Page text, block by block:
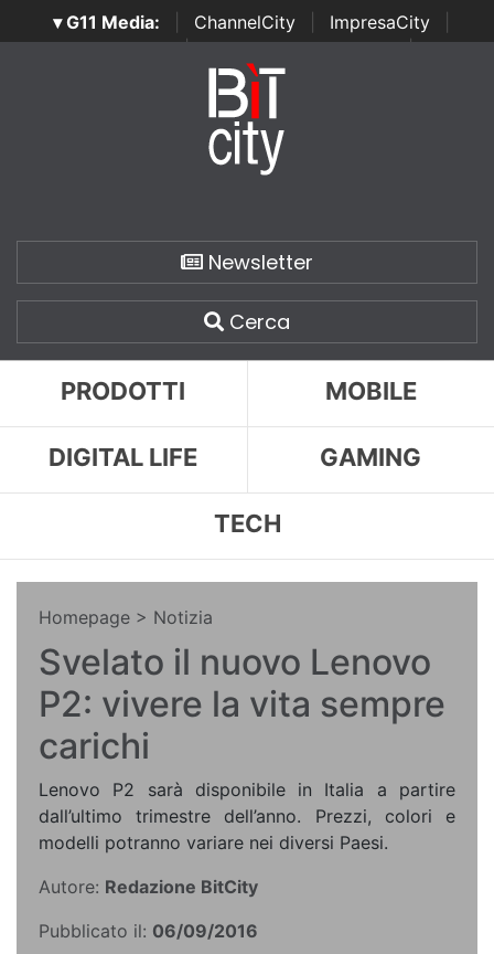
▾ G11 Media: ChannelCity ImpresaCity
SecurityOpenLab | Italian Channel Awards | Italian
Italian Security Awards
Newsletter
Cerca
PRODOTTI MOBILE
DIGITAL LIFE GAMING
TECH
Homepage > Notizia
Svelato il nuovo Lenovo
P2: vivere la vita sempre
carichi
Lenovo P2 sarà disponibile in Italia a partire
dall’ultimo trimestre dell’anno. Prezzi, colori e
modelli potranno variare nei diversi Paesi.
Autore: Redazione BitCity
Pubblicato il: 06/09/2016